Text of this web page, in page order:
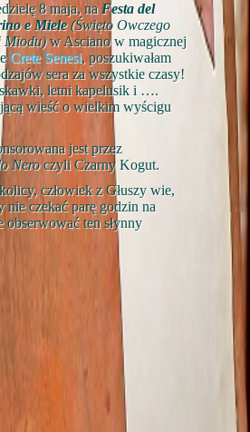
8 maja, na Festa del
e Miele(Święto Owczego
Miodu)w Asciano w magicznej
Crete Senesi, poszukiwałam
sera za wszystkie czasy!
letni kapelusik i ….
wieść o wielkim wyścigu
jest przez
Neroczyli Czarny Kogut.
człowiek z Głuszy wie,
czekać parę godzin na
obserwować ten słynny